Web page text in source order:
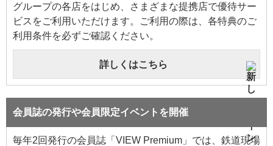
グループの各店をはじめ、さまざまな提携店で優待サー
ビスをご利用いただけます。ご利用の際は、各特典のご
利用条件を必ずご確認ください。
詳しくはこちら
会員誌の発行や会員限定イベントを開催
毎年2回発行の会員誌「VIEW Premium」では、鉄道現場